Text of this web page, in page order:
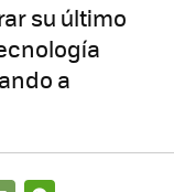
su último
a